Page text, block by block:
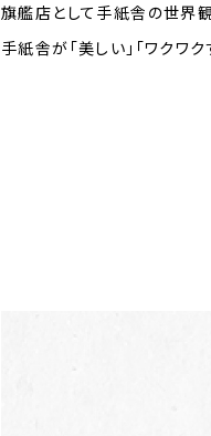
旗艦店として手紙舎の世界
手紙舎が「美しい」「ワクワ